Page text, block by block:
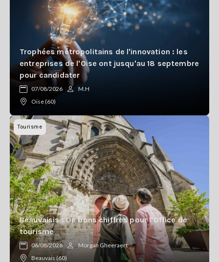
Trophées métropolitains de l'innovation : les
entreprises de l'Oise ont jusqu'au 18 septembre
pour candidater
07/08/2026
M.H
Oise (60)
Tourisme
Beauvaisis : De bons chiffres pour l'Office de
tourisme
06/08/2026
Morgan Gheeraert
Beauvais (60)